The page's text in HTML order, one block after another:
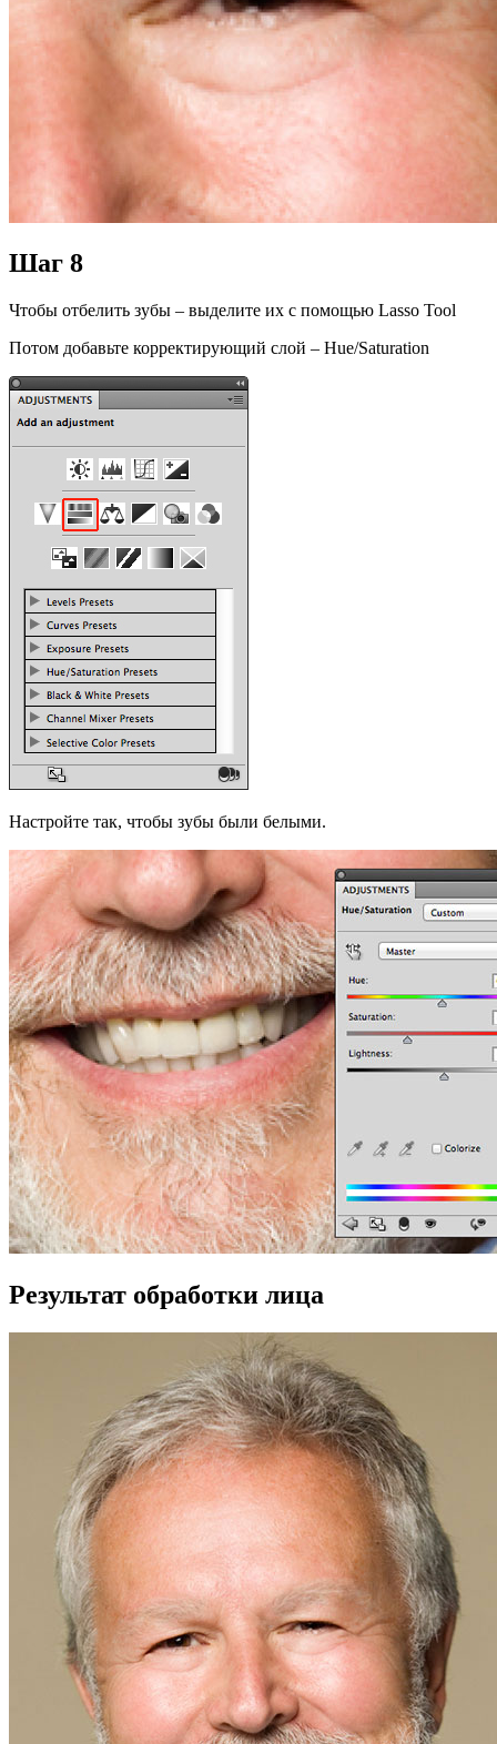
Шаг 8
Чтобы отбелить зубы – выделите их с помощью Lasso Tool
Потом добавьте корректирующий слой – Hue/Saturation
Настройте так, чтобы зубы были белыми.
Результат обработки лица